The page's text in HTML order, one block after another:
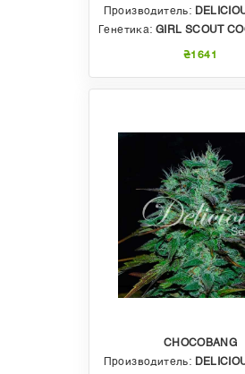
Производитель:
Генетика: GIRL SCOUT COOKIES X WEDDING CAKE X 707
₴1641
CHOCOBANG
Производитель: